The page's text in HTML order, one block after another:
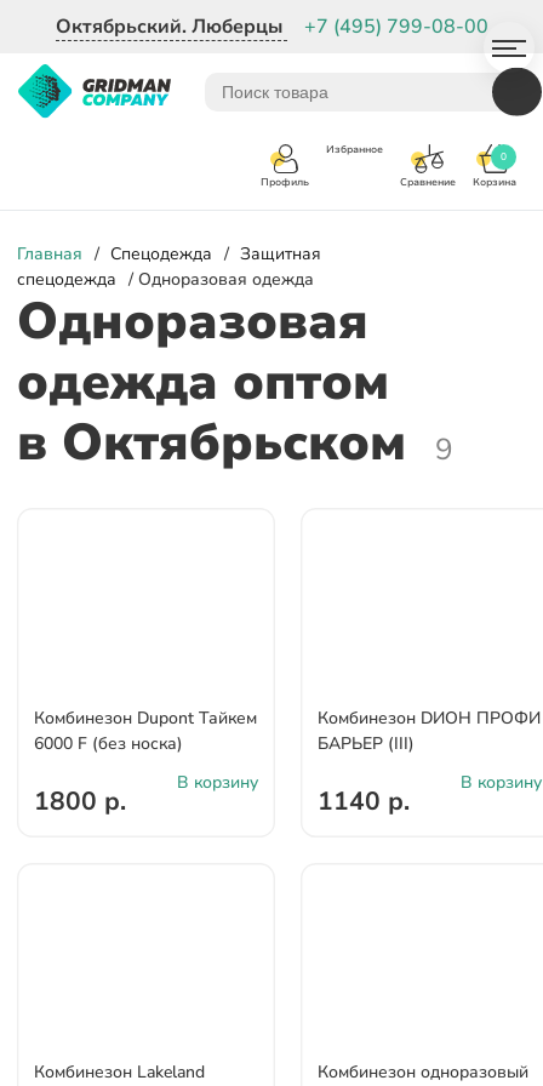
Октябрьский. Люберцы +7 (495) 799-08-00
Профиль
Избранное
Сравнение Корзина
0
Главная / Спецодежда / Защитная
спецодежда / Одноразовая одежда
Одноразовая
одежда оптом
в Октябрьском
9
Комбинезон Dupont Тайкем
6000 F (без носка)
1800 р.
В корзину
Комбинезон DИОН ПРОФИ
БАРЬЕР (III)
1140 р.
В корзину
Комбинезон Lakeland Комбинезон одноразовый